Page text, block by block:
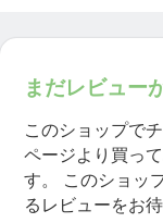
https://tsuku2.jp/
／
まだレビュー
このショップで
ページより買っ
す。
このショッ
るレビューをお